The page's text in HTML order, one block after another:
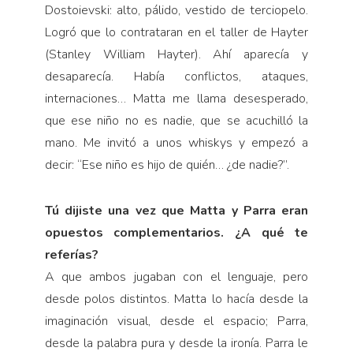
Dostoievski: alto, pálido, vestido de terciopelo.
Logró que lo contrataran en el taller de Hayter
(Stanley William Hayter). Ahí aparecía y
desaparecía. Había conflictos, ataques,
internaciones… Matta me llama desesperado,
que ese niño no es nadie, que se acuchilló la
mano. Me invitó a unos whiskys y empezó a
decir: “Ese niño es hijo de quién… ¿de nadie?”.
Tú dijiste una vez que Matta y Parra eran
opuestos complementarios. ¿A qué te
referías?
A que ambos jugaban con el lenguaje, pero
desde polos distintos. Matta lo hacía desde la
imaginación visual, desde el espacio; Parra,
desde la palabra pura y desde la ironía. Parra le